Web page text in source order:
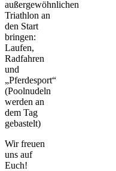
außergewöhnlichen
Triathlon an
den Start
bringen:
Laufen,
Radfahren
und
„Pferdesport“
(Poolnudeln
werden an
dem Tag
gebastelt)
Wir freuen
uns auf
Euch!